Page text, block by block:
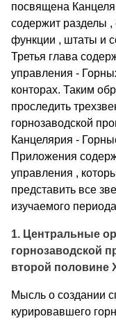
посвящена
содержит разделы ,
функции , штаты и
Третья глава
управления -
конторах. Таким
проследить
горнозаводской
Канцелярия -
Приложения
управления ,
представить все
изучаемого
1. Центральные
горнозаводской
второй половине
Мысль о создании
курировавшего